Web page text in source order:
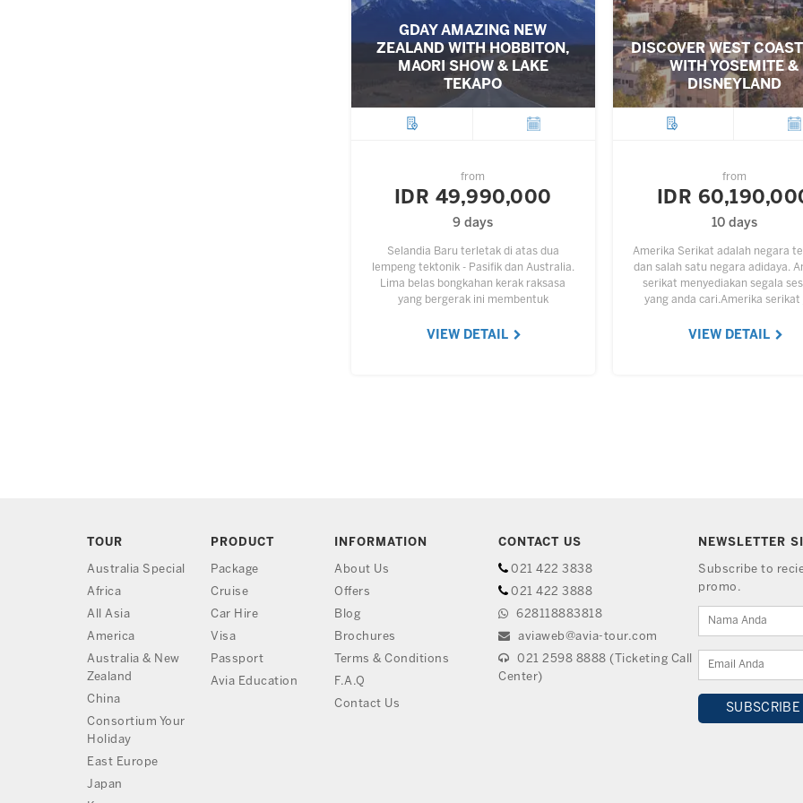
GDAY AMAZING NEW
ZEALAND WITH HOBBITON,
MAORI SHOW & LAKE
TEKAPO
from
IDR 49,990,000
9 days
Selandia Baru terletak di atas dua
lempeng tektonik - Pasifik dan Australia.
Lima belas bongkahan kerak raksasa
yang bergerak ini membentuk
Utara) dan sebagian South…
VIEW DETAIL
DISCOVER WEST
WITH YOSEMITE &
DISNEYLAND
from
IDR
10 days
Amerika Serikat adalah negara
dan salah satu negara adidaya.
serikat menyediakan segala
yang anda cari.Amerika serikat
indah untuk kita bisa jalan-jalan.
VIEW DETAIL
TOUR
Australia Special
Africa
All Asia
America
Australia & New
Zealand
China
Consortium Your
Holiday
East Europe
Japan
PRODUCT
Package
Cruise
Car Hire
Visa
Passport
Avia Education
INFORMATION
About Us
Offers
Blog
Brochures
Terms & Conditions
F.A.Q
Contact Us
CONTACT US
021 422 3838
021 422 3888
628118883818
aviaweb@avia-tour.com
021 2598 8888 (Ticketing Call
Center)
NEWSLETTER
Subscribe to
promo.